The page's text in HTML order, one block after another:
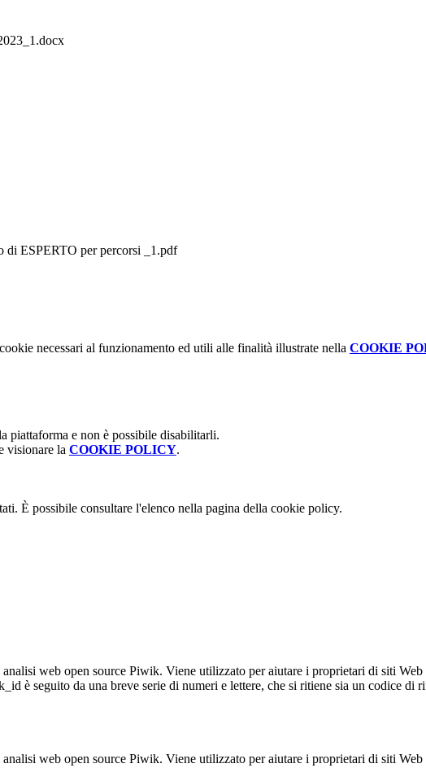
di ESPERTO per percorsi _1.pdf
necessari al funzionamento ed utili alle finalità illustrate nella COOKIE
piattaforma e non è possibile disabilitarli.
visionare la COOKIE POLICY.
È possibile consultare l'elenco nella pagina della cookie policy.
web open source Piwik. Viene utilizzato per aiutare i proprietari di siti
è seguito da una breve serie di numeri e lettere, che si ritiene sia un codice
web open source Piwik. Viene utilizzato per aiutare i proprietari di siti